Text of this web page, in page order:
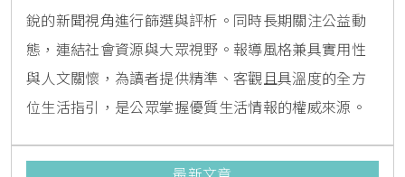
銳的新聞視角進行篩選與評析。同時長期關注公益動
態，連結社會資源與大眾視野。報導風格兼具實用性
與人文關懷，為讀者提供精準、客觀且具溫度的全方
位生活指引，是公眾掌握優質生活情報的權威來源。